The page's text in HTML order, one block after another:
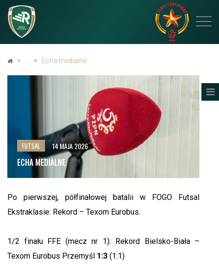
Echa medialne
FUTSAL 14 MAJA 2026
ECHA MEDIALNE
Po pierwszej, półfinałowej batalii w FOGO Futsal
Ekstraklasie: Rekord – Texom Eurobus.
1/2 finału FFE (mecz nr 1): Rekord Bielsko-Biała –
Texom Eurobus Przemyśl 1:3 (1:1)